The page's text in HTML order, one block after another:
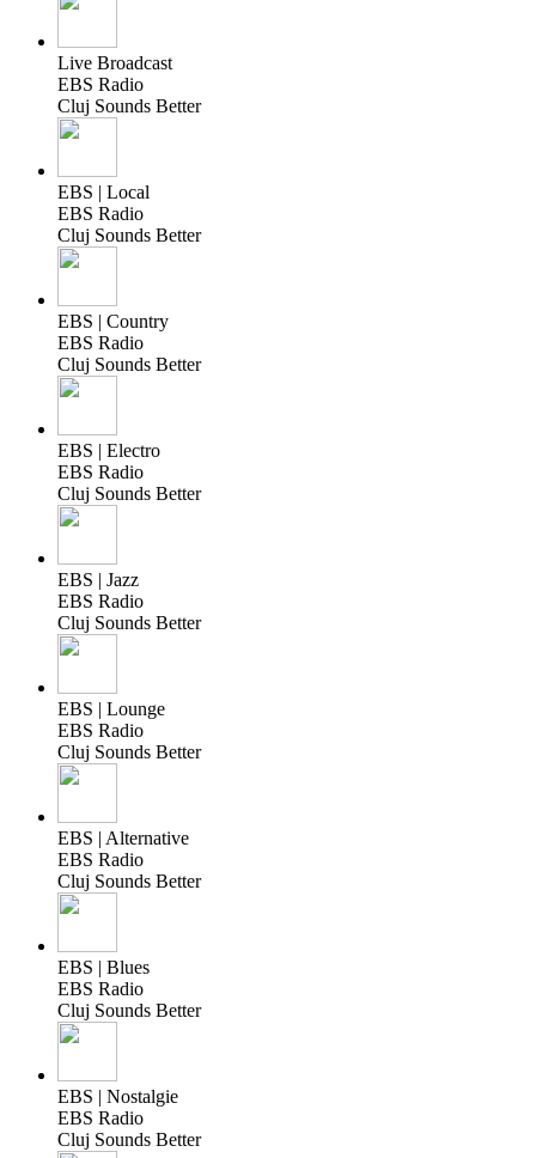
Live Broadcast
EBS Radio
Cluj Sounds Better
EBS | Local
EBS Radio
Cluj Sounds Better
EBS | Country
EBS Radio
Cluj Sounds Better
EBS | Electro
EBS Radio
Cluj Sounds Better
EBS | Jazz
EBS Radio
Cluj Sounds Better
EBS | Lounge
EBS Radio
Cluj Sounds Better
EBS | Alternative
EBS Radio
Cluj Sounds Better
EBS | Blues
EBS Radio
Cluj Sounds Better
EBS | Nostalgie
EBS Radio
Cluj Sounds Better